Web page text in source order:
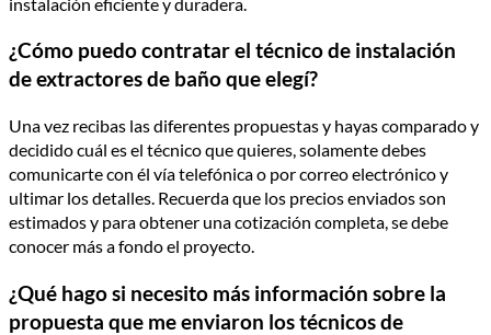
¿Cómo puedo contratar el técnico de instalación
de extractores de baño que elegí?
Una vez recibas las diferentes propuestas y hayas comparado y
decidido cuál es el técnico que quieres, solamente debes
comunicarte con él vía telefónica o por correo electrónico y
ultimar los detalles. Recuerda que los precios enviados son
estimados y para obtener una cotización completa, se debe
conocer más a fondo el proyecto.
¿Qué hago si necesito más información sobre la
propuesta que me enviaron los técnicos de